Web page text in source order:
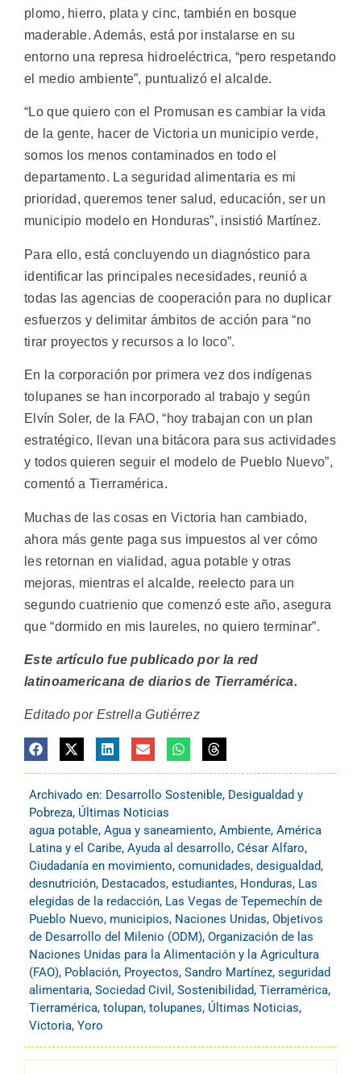
plomo, hierro, plata y cinc, también en bosque
maderable. Además, está por instalarse en su
entorno una represa hidroeléctrica, “pero respetando
el medio ambiente”, puntualizó el alcalde.
“Lo que quiero con el Promusan es cambiar la vida
de la gente, hacer de Victoria un municipio verde,
somos los menos contaminados en todo el
departamento. La seguridad alimentaria es mi
prioridad, queremos tener salud, educación, ser un
municipio modelo en Honduras”, insistió Martínez.
Para ello, está concluyendo un diagnóstico para
identificar las principales necesidades, reunió a
todas las agencias de cooperación para no duplicar
esfuerzos y delimitar ámbitos de acción para “no
tirar proyectos y recursos a lo loco”.
En la corporación por primera vez dos indígenas
tolupanes se han incorporado al trabajo y según
Elvín Soler, de la FAO, “hoy trabajan con un plan
estratégico, llevan una bitácora para sus actividades
y todos quieren seguir el modelo de Pueblo Nuevo”,
comentó a Tierramérica.
Muchas de las cosas en Victoria han cambiado,
ahora más gente paga sus impuestos al ver cómo
les retornan en vialidad, agua potable y otras
mejoras, mientras el alcalde, reelecto para un
segundo cuatrienio que comenzó este año, asegura
que “dormido en mis laureles, no quiero terminar”.
Este artículo fue publicado por la red
latinoamericana de diarios de Tierramérica.
Editado por Estrella Gutiérrez
Archivado en: Desarrollo Sostenible, Desigualdad y
Pobreza, Últimas Noticias
agua potable, Agua y saneamiento, Ambiente, América
Latina y el Caribe, Ayuda al desarrollo, César Alfaro,
Ciudadanía en movimiento, comunidades, desigualdad,
desnutrición, Destacados, estudiantes, Honduras, Las
elegidas de la redacción, Las Vegas de Tepemechín de
Pueblo Nuevo, municipios, Naciones Unidas, Objetivos
de Desarrollo del Milenio (ODM), Organización de las
Naciones Unidas para la Alimentación y la Agricultura
(FAO), Población, Proyectos, Sandro Martínez, seguridad
alimentaria, Sociedad Civil , Sostenibilidad, Tierramérica,
Tierramérica, tolupan, tolupanes, Últimas Noticias,
Victoria, Yoro